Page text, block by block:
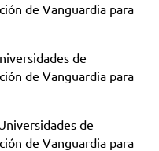
de Vanguardia para
de
de Vanguardia para
de
de Vanguardia para